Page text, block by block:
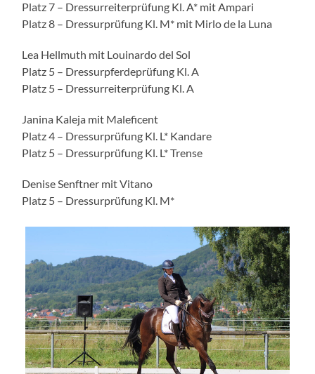
Platz 7 – Dressurreiterprüfung Kl. A* mit Ampari
Platz 8 – Dressurprüfung Kl. M* mit Mirlo de la Luna
Lea Hellmuth mit Louinardo del Sol
Platz 5 – Dressurpferdeprüfung Kl. A
Platz 5 – Dressurreiterprüfung Kl. A
Janina Kaleja mit Maleficent
Platz 4 – Dressurprüfung Kl. L* Kandare
Platz 5 – Dressurprüfung Kl. L* Trense
Denise Senftner mit Vitano
Platz 5 – Dressurprüfung Kl. M*